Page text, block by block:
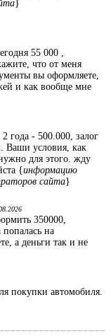
}
55 000 ,
что от меня
вы оформляете,
и как вообще мне
года - 500.000, залог
Ваши условия, как
для этого. жду
{информацию
сайта}
350000,
на
а деньги так и не
покупки автомобиля.